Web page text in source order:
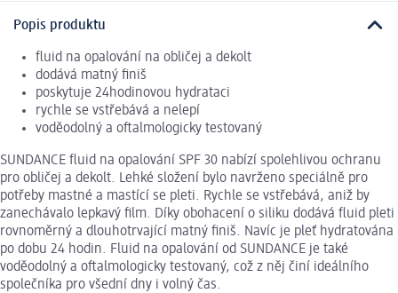
Popis produktu
fluid na opalování na obličej a dekolt
dodává matný finiš
poskytuje 24hodinovou hydrataci
rychle se vstřebává a nelepí
voděodolný a oftalmologicky testovaný
SUNDANCE fluid na opalování SPF 30 nabízí spolehlivou ochranu
pro obličej a dekolt. Lehké složení bylo navrženo speciálně pro
potřeby mastné a mastící se pleti. Rychle se vstřebává, aniž by
zanechávalo lepkavý film. Díky obohacení o siliku dodává fluid pleti
rovnoměrný a dlouhotrvající matný finiš. Navíc je pleť hydratována
po dobu 24 hodin. Fluid na opalování od SUNDANCE je také
voděodolný a oftalmologicky testovaný, což z něj činí ideálního
společníka pro všední dny i volný čas.